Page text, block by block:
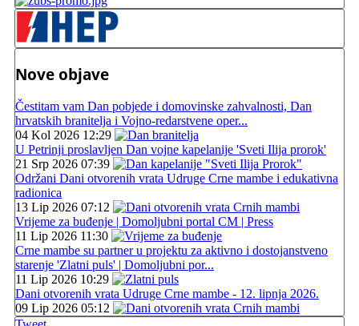
Nove objave
Čestitam vam Dan pobjede i domovinske zahvalnosti, Dan
hrvatskih branitelja i Vojno-redarstvene oper...
04 Kol 2026 12:29
U Petrinji proslavljen Dan vojne kapelanije 'Sveti Ilija prorok'
21 Srp 2026 07:39
Održani Dani otvorenih vrata Udruge Crne mambe i edukativna
radionica
13 Lip 2026 07:12
Vrijeme za buđenje | Domoljubni portal CM | Press
11 Lip 2026 11:30
Crne mambe su partner u projektu za aktivno i dostojanstveno
starenje 'Zlatni puls' | Domoljubni por...
11 Lip 2026 10:29
Dani otvorenih vrata Udruge Crne mambe - 12. lipnja 2026.
09 Lip 2026 05:12